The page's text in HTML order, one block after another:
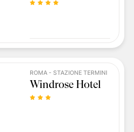
ROMA - STAZIONE TERMINI
Windrose Hotel